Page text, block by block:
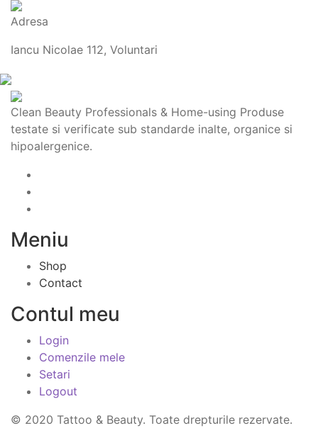
Adresa
Iancu Nicolae 112, Voluntari
Clean Beauty Professionals & Home-using Produse
testate si verificate sub standarde inalte, organice si
hipoalergenice.
Meniu
Shop
Contact
Contul meu
Login
Comenzile mele
Setari
Logout
© 2020 Tattoo & Beauty. Toate drepturile rezervate.